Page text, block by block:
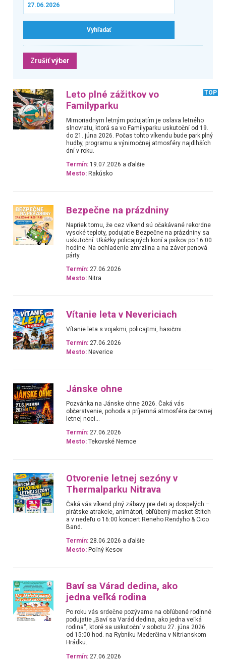
Zrušiť výber
Leto plné zážitkov vo
Familyparku
TOP
Mimoriadnym letným podujatím je oslava letného
slnovratu, ktorá sa vo Familyparku uskutoční od 19.
do 21. júna 2026. Počas tohto víkendu bude park plný
hudby, programu a výnimočnej atmosféry najdlhších
dní v roku.
Termín: 19.07.2026 a ďalšie
Mesto: Rakúsko
Bezpečne na prázdniny
Napriek tomu, že cez víkend sú očakávané rekordne
vysoké teploty, podujatie Bezpečne na prázdniny sa
uskutoční. Ukážky policajných koní a psíkov po 16:00
hodine. Na ochladenie zmrzlina a na záver penová
párty.
Termín: 27.06.2026
Mesto: Nitra
Vítanie leta v Nevericiach
Vítanie leta s vojakmi, policajtmi, hasičmi...
Termín: 27.06.2026
Mesto: Neverice
Jánske ohne
Pozvánka na Jánske ohne 2026. Čaká vás
občerstvenie, pohoda a príjemná atmosféra čarovnej
letnej noci...
Termín: 27.06.2026
Mesto: Tekovské Nemce
Otvorenie letnej sezóny v
Thermalparku Nitrava
Čaká vás víkend plný zábavy pre deti aj dospelých –
pirátske atrakcie, animátori, obľúbený maskot Stitch
a v nedeľu o 16:00 koncert Reneho Rendyho & Cico
Band.
Termín: 28.06.2026 a ďalšie
Mesto: Poľný Kesov
Baví sa Várad dedina, ako
jedna veľká rodina
Po roku vás srdečne pozývame na obľúbené rodinné
podujatie „Baví sa Varád dedina, ako jedna veľká
rodina“, ktoré sa uskutoční v sobotu 27. júna 2026
od 15:00 hod. na Rybníku Mederčina v Nitrianskom
Hrádku.
Termín: 27.06.2026